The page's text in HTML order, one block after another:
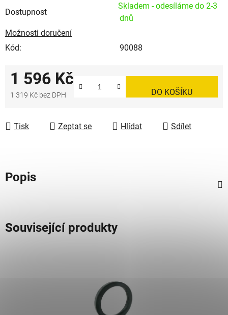
Dostupnost
Skladem - odesíláme do 2-3
dnů
Možnosti doručení
Kód:
90088
1 596 Kč
1 319 Kč bez DPH DO KOŠÍKU
Tisk Zeptat se Hlídat Sdílet
Popis
Související produkty